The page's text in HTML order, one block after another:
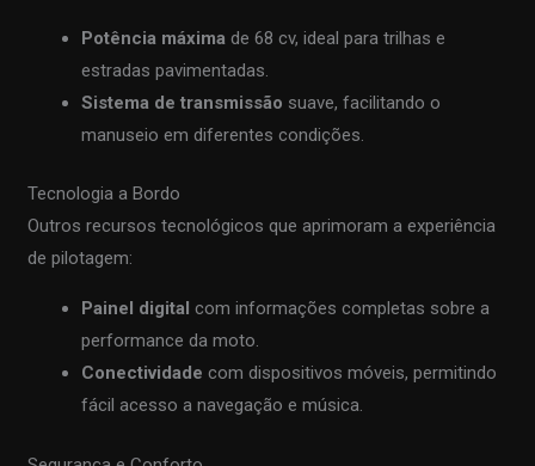
Potência máxima de 68 cv, ideal para trilhas e
estradas pavimentadas.
Sistema de transmissão suave, facilitando o
manuseio em diferentes condições.
Tecnologia a Bordo
Outros recursos tecnológicos que aprimoram a experiência
de pilotagem:
Painel digital com informações completas sobre a
performance da moto.
Conectividade com dispositivos móveis, permitindo
fácil acesso a navegação e música.